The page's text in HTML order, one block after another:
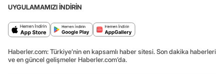
UYGULAMAMIZI İNDİRİN
Haberler.com: Türkiye’nin en kapsamlı haber sitesi. Son dakika haberleri
ve en güncel gelişmeler Haberler.com’da.